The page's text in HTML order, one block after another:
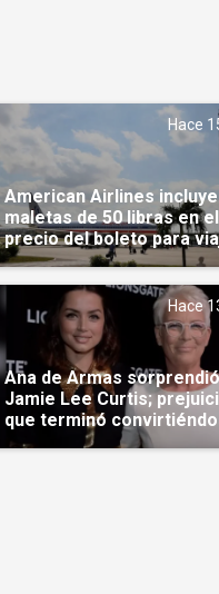
Hace
American Airlines
maletas de 50 libras en el
precio del boleto para
Cuba en agosto
Hace
Ana de Armas
Jamie Lee Curtis;
que terminó
en admiración en